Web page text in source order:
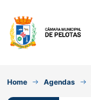
Home Agendas